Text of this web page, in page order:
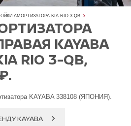
АМОРТИЗАТОРА KIA RIO 3-QB
KAYABA
RIO 3-QB,
KAYABA 338108 (ЯПОНИЯ).
KAYABA